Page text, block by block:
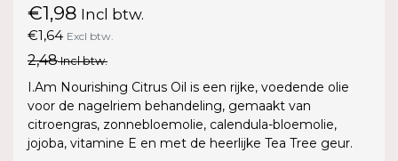
€1,98 Incl btw.
€1,64 Excl btw.
2,48Incl btw.
I.Am Nourishing Citrus Oil is een rijke, voedende olie
voor de nagelriem behandeling, gemaakt van
citroengras, zonnebloemolie, calendula-bloemolie,
jojoba, vitamine E en met de heerlijke Tea Tree geur.